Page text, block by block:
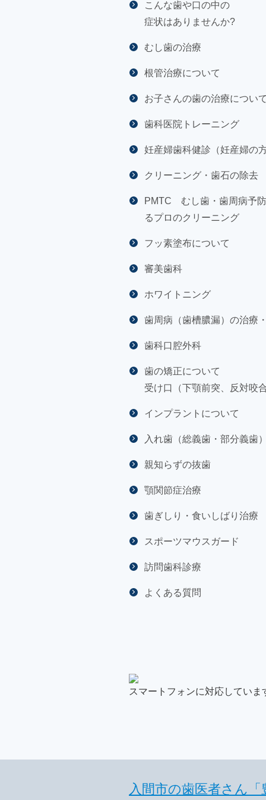
こんな歯や口の中の
症状はありませんか?
むし歯の治療
根管治療について
お子さんの歯の治療について
歯科医院トレーニング
妊産婦歯科健診（妊産婦の方
クリーニング・歯石の除去
PMTC むし歯・歯周病予
るプロのクリーニング
フッ素塗布について
審美歯科
ホワイトニング
歯周病（歯槽膿漏）の治療
歯科口腔外科
歯の矯正について
受け口（下顎前突、反対咬合
インプラントについて
入れ歯（総義歯・部分義歯）
親知らずの抜歯
顎関節症治療
歯ぎしり・食いしばり治療
スポーツマウスガード
訪問歯科診療
よくある質問
スマートフォンに対応していま
入間市の歯医者さん「